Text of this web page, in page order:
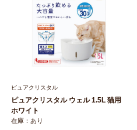
ピュアクリスタル
ピュアクリスタル ウェル 1.5L 猫用
ホワイト
在庫：あり